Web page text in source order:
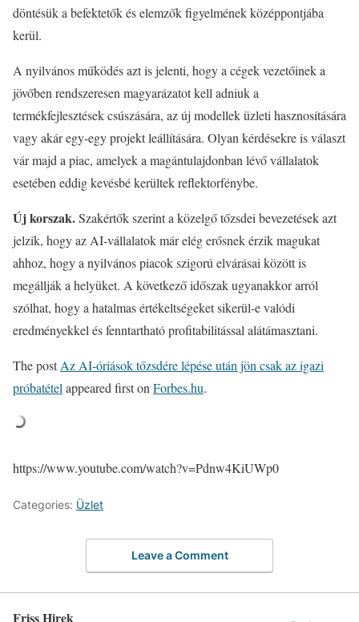
döntésük a befektetők és elemzők figyelmének középpontjába
kerül.
A nyilvános működés azt is jelenti, hogy a cégek vezetőinek a
jövőben rendszeresen magyarázatot kell adniuk a
termékfejlesztések csúszására, az új modellek üzleti hasznosítására
vagy akár egy-egy projekt leállítására. Olyan kérdésekre is választ
vár majd a piac, amelyek a magántulajdonban lévő vállalatok
esetében eddig kevésbé kerültek reflektorfénybe.
Új korszak.Szakértők szerint a közelgő tőzsdei bevezetések azt
jelzik, hogy az AI-vállalatok már elég erősnek érzik magukat
ahhoz, hogy a nyilvános piacok szigorú elvárásai között is
megállják a helyüket. A következő időszak ugyanakkor arról
szólhat, hogy a hatalmas értékeltségeket sikerül-e valódi
eredményekkel és fenntartható profitabilitással alátámasztani.
The postAz AI-óriások tőzsdére lépése után jön csak az igazi
próbatétel appeared first on Forbes.hu.
https://www.youtube.com/watch?v=Pdnw4KiUWp0
Categories: Üzlet
Leave a Comment
Friss Hirek